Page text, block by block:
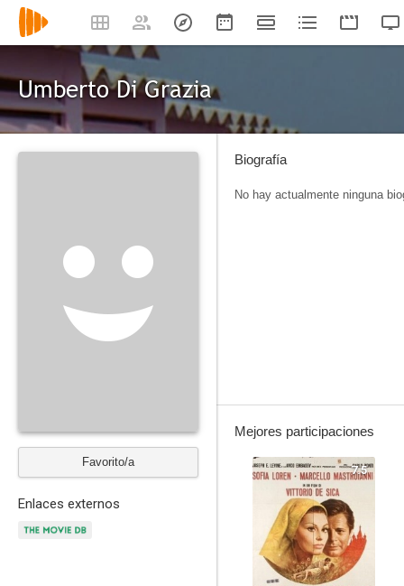
Umberto Di Grazia
Favorito/a
Enlaces externos
Biografía
No hay actualmente ninguna
Mejores participaciones
7.5